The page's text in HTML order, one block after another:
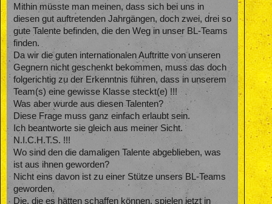
Mithin müsste man meinen, dass sich bei uns in
diesen gut auftretenden Jahrgängen, doch zwei, drei so
gute Talente befinden, die den Weg in unser BL-Teams
finden.
Da wir die guten internationalen Auftritte von unseren
Gegnern nicht geschenkt bekommen, muss das doch
folgerichtig zu der Erkenntnis führen, dass in unserem
Team(s) eine gewisse Klasse steckt(e) !!!
Was aber wurde aus diesen Talenten?
Diese Frage muss ganz einfach erlaubt sein.
Ich beantworte sie gleich aus meiner Sicht.
N.I.C.H.T.S. !!!
Wo sind den die damaligen Talente abgeblieben, was
ist aus ihnen geworden?
Nicht eins davon ist zu einer Stütze unsers BL-Teams
geworden.
Die, die es hätten schaffen können, spielen jetzt in